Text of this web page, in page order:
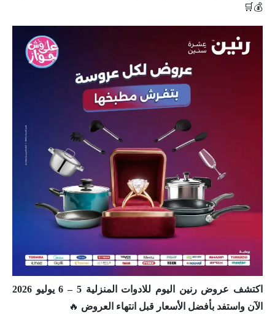
💰🛒
اكتشف عروض رنين اليوم للادوات المنزلية 5 – 6 يوليو 2026
الآن واستفد بأفضل الأسعار قبل انتهاء العروض 🔥